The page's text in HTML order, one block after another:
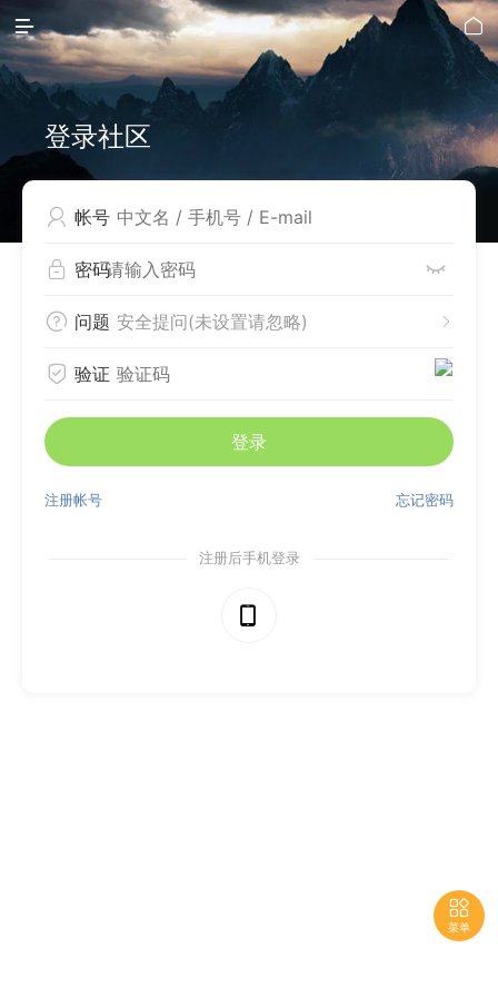
 
登录社区
 帐号
 密码 
 问题 
安全提问(未设置请忽略)
 验证
登录
忘记密码
注册帐号
注册后手机登录


菜单